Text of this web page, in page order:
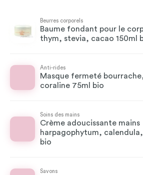
Beurres corporels
Baume fondant pour le
thym, stevia, cacao 150ml
Anti-rides
Masque fermeté
coraline 75ml bio
Soins des mains
Crème adoucissante mains
harpagophytum, calendula,
bio
Savons